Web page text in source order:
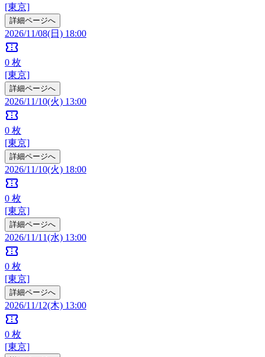
[東京]
詳細ページへ
2026/11/08(日) 18:00
confirmation_number
0 枚
[東京]
詳細ページへ
2026/11/10(火) 13:00
confirmation_number
0 枚
[東京]
詳細ページへ
2026/11/10(火) 18:00
confirmation_number
0 枚
[東京]
詳細ページへ
2026/11/11(水) 13:00
confirmation_number
0 枚
[東京]
詳細ページへ
2026/11/12(木) 13:00
confirmation_number
0 枚
[東京]